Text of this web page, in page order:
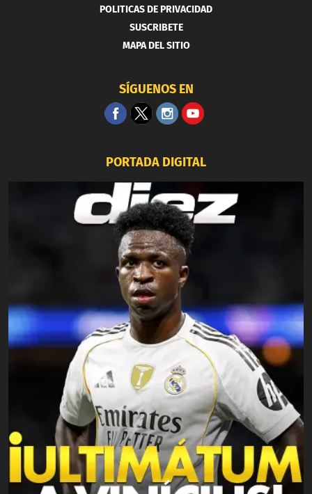
POLITICAS DE PRIVACIDAD
SUSCRIBETE
MAPA DEL SITIO
SÍGUENOS EN
PORTADA DIGITAL